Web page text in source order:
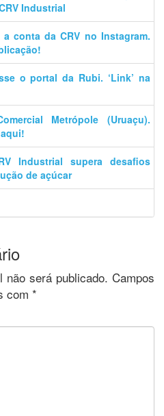
Industrial
conta da CRV no Instagram.
o portal da Rubi. ‘Link’ na
Metrópole (Uruaçu).
Industrial supera desafios
de açúcar
será publicado. Campos
com *